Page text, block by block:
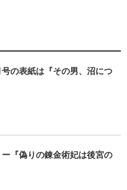
号の表紙は『その男、沼につ
『偽りの錬金術妃は後宮の